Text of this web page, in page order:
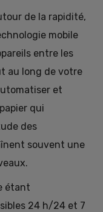
de la rapidité,
mobile
entre les
au long de votre
et
qui
des
souvent une
étant
24 h/24 et 7